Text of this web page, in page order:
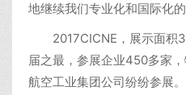
地继续我们专业化和国际化的
2017CICNE，展示面积
届之最，参展企业450多家
航空工业集团公司纷纷参展